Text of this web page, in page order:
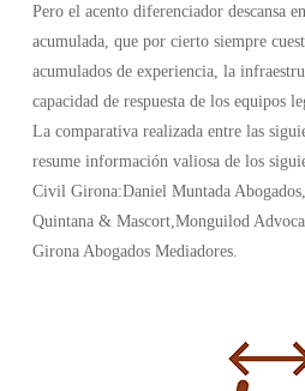
Pero el acento diferenciador descansa
acumulada, que por cierto siempre
acumulados de experiencia, la
capacidad de respuesta de los equipos
La comparativa realizada entre las
resume información valiosa de los
Civil Girona:Daniel Muntada
Quintana & Mascort,Monguilod
Girona Abogados Mediadores.